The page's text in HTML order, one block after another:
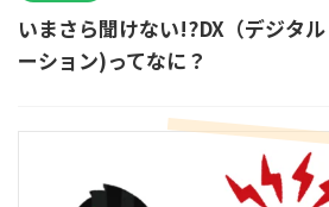
いまさら聞けない!?DX（デジタ
ーション)ってなに？